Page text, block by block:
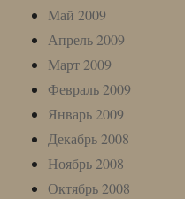
Май 2009
Апрель 2009
Март 2009
Февраль 2009
Январь 2009
Декабрь 2008
Ноябрь 2008
Октябрь 2008